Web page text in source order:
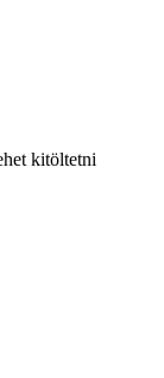
kitöltetni